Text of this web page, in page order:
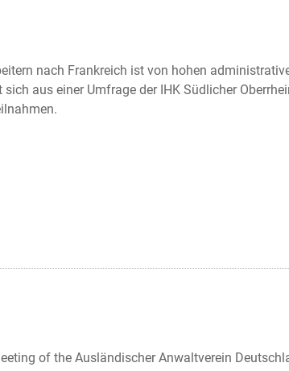
nach Frankreich ist von hohen
aus einer Umfrage der IHK Südlicher
of the Ausländischer Anwaltverein